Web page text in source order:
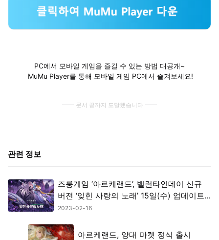
PC에서 모바일 게임을 즐길 수 있는 방법 대공개~
MuMu Player를 통해 모바일 게임 PC에서 즐겨보세요!
문서 끝까지 도달했습니다
관련 정보
즈룽게임 ‘아르케랜드’, 밸런타인데이 신규
버전 ‘잊힌 사랑의 노래’ 15일(수) 업데이트…
로그라이크 모드 오픈
2023-02-16
아르케랜드, 양대 마켓 정식 출시